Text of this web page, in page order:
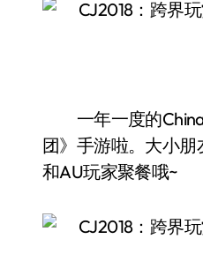
一年一度的
团》手游啦。大小
和AU玩家聚餐哦~